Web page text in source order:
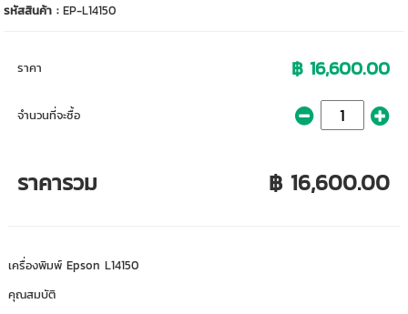
รหัสสินค้า :EP-L14150
ราคา ฿ 16,600.00
จำนวนที่จะซื้อ
ราคารวม ฿ 16,600.00
เครื่องพิมพ์ Epson L14150
คุณสมบัติ